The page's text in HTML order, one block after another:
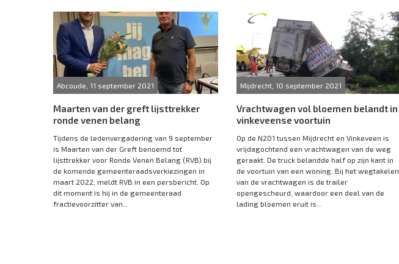
Abcoude, 11 september 2021
Maarten van der greft lijsttrekker
ronde venen belang
Tijdens de ledenvergadering van 9 september
is Maarten van der Greft benoemd tot
lijsttrekker voor Ronde Venen Belang (RVB) bij
de komende gemeenteraadsverkiezingen in
maart 2022, meldt RVB in een persbericht. Op
dit moment is hij in de gemeenteraad
fractievoorzitter van...
Mijdrecht, 10 september 2021
Vrachtwagen vol bloemen belandt in
vinkeveense voortuin
Op de N201 tussen Mijdrecht en Vinkeveen is
vrijdagochtend een vrachtwagen van de weg
geraakt. De truck belandde half op zijn kant in
de voortuin van een woning. Bij het wegtakelen
van de vrachtwagen is de trailer
opengescheurd, waardoor een deel van de
lading bloemen eruit is...